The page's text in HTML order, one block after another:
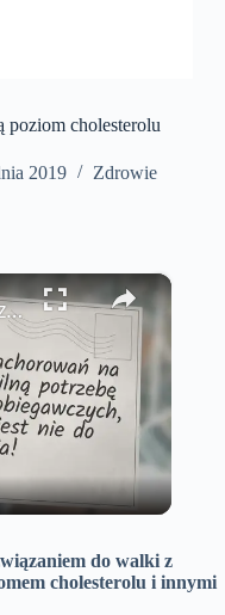
poziom cholesterolu
2019 Zdrowie
×
Poznaj owoc znacznie obniżający poziom cukru we krwi
do walki z
cholesterolu i innymi